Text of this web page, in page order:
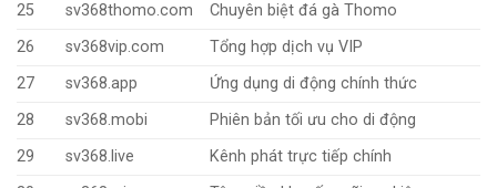
25
sv368thomo.com
Chuyên biệt đá gà Thomo
26
sv368vip.com
Tổng hợp dịch vụ VIP
27
sv368.app
Ứng dụng di động chính thức
28
sv368.mobi
Phiên bản tối ưu cho di động
29
sv368.live
Kênh phát trực tiếp chính